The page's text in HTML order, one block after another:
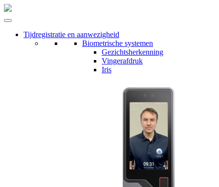
Tijdregistratie en aanwezigheid
Biometrische systemen
Gezichtsherkenning
Vingerafdruk
Iris